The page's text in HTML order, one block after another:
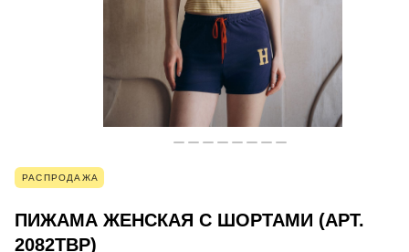
РАСПРОДАЖА
ПИЖАМА ЖЕНСКАЯ С ШОРТАМИ (АРТ.
2082TBP)